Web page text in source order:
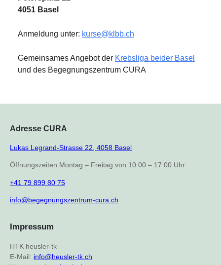
4051 Basel
Anmeldung unter: kurse@klbb.ch
Gemeinsames Angebot der Krebsliga beider Basel
und des Begegnungszentrum CURA
Adresse CURA
Lukas Legrand-Strasse 22, 4058 Basel
Öffnungszeiten Montag – Freitag von 10:00 – 17:00 Uhr
+41 79 899 80 75
info@begegnungszentrum-cura.ch
Impressum
HTK heusler-tk
E-Mail: info@heusler-tk.ch